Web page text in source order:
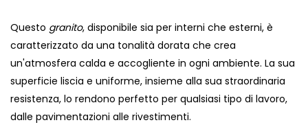
Questo granito, disponibile sia per interni che esterni, è
caratterizzato da una tonalità dorata che crea
un'atmosfera calda e accogliente in ogni ambiente. La sua
superficie liscia e uniforme, insieme alla sua straordinaria
resistenza, lo rendono perfetto per qualsiasi tipo di lavoro,
dalle pavimentazioni alle rivestimenti.